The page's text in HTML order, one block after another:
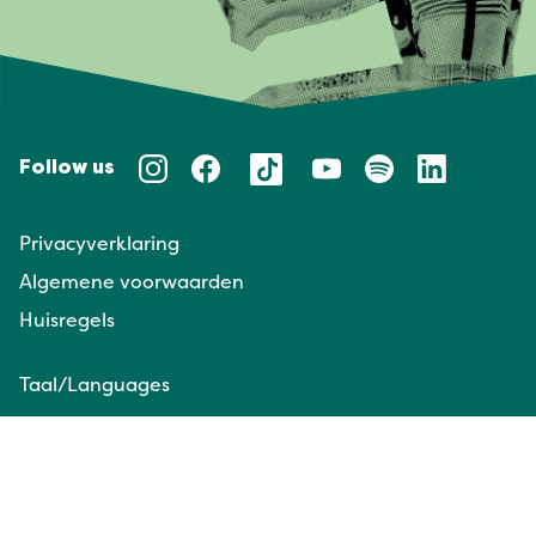
Follow us
Privacyverklaring
Algemene voorwaarden
Huisregels
Taal/Languages